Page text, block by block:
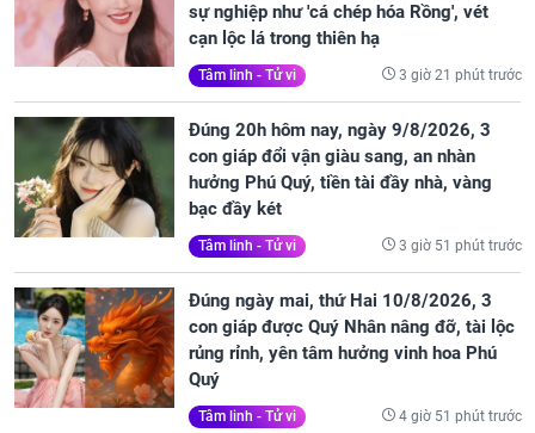
sự nghiệp như 'cá chép hóa Rồng', vét
cạn lộc lá trong thiên hạ
Tâm linh - Tử vi 3 giờ 21 phút trước
Đúng 20h hôm nay, ngày 9/8/2026, 3
con giáp đổi vận giàu sang, an nhàn
hưởng Phú Quý, tiền tài đầy nhà, vàng
bạc đầy két
Tâm linh - Tử vi 3 giờ 51 phút trước
Đúng ngày mai, thứ Hai 10/8/2026, 3
con giáp được Quý Nhân nâng đỡ, tài lộc
rủng rỉnh, yên tâm hưởng vinh hoa Phú
Quý
Tâm linh - Tử vi 4 giờ 51 phút trước